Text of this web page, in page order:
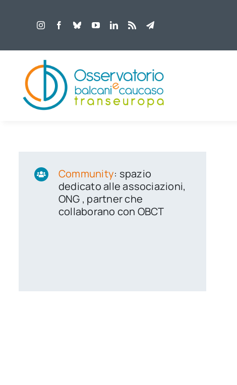
Community: spazio
dedicato alle associazioni,
ONG , partner che
collaborano con OBCT